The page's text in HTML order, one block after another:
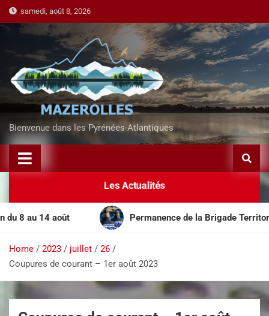
samedi, août 8, 2026
Bienvenue dans les Pyrénées-Atlantiques
Les Actualités
14 août Permanence de la Brigade Territoriale
Home 2023 juillet
26
Coupures de courant – 1er août 2023